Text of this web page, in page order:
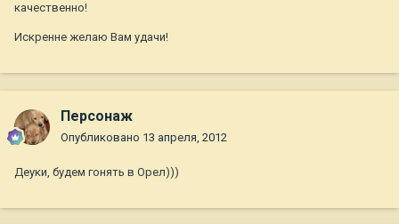
качественно!
Искренне желаю Вам удачи!
Персонаж
Опубликовано 13 апреля, 2012
Деуки, будем гонять в Орел)))